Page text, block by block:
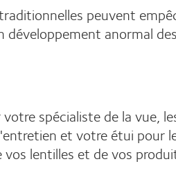
peuvent
anormal
spécialiste de la
et votre étui
lentilles et de vos